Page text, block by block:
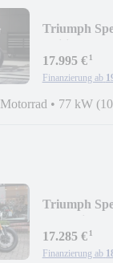
Triumph
17.995 €¹
Finanzierung ab
Motorrad • 77 kW
Triumph
17.285 €¹
Finanzierung ab